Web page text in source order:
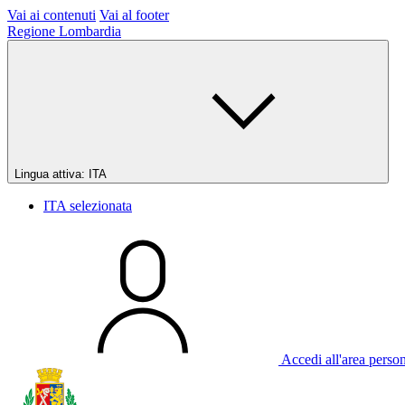
Vai ai contenuti Vai al footer
Regione Lombardia
Lingua attiva: ITA
ITA selezionata
Accedi all'area